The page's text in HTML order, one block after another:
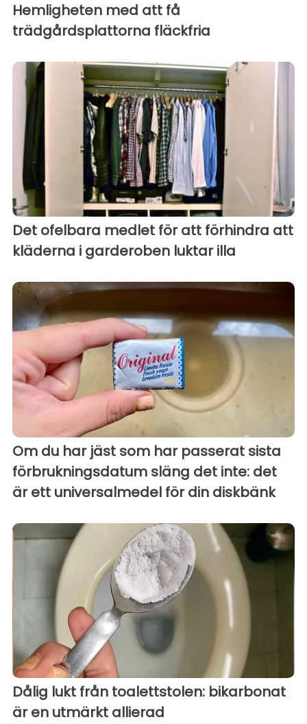
Hemligheten med att få
trädgårdsplattorna fläckfria
Det ofelbara medlet för att förhindra att
kläderna i garderoben luktar illa
Om du har jäst som har passerat sista
förbrukningsdatum släng det inte: det
är ett universalmedel för din diskbänk
Dålig lukt från toalettstolen: bikarbonat
är en utmärkt allierad